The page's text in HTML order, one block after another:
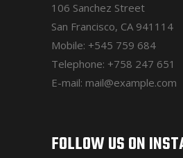
106 Sanchez Street
San Francisco, CA 941114
Mobile: +545 759 684
Telephone: +758 247 651
E-mail: mail@example.com
FOLLOW US ON